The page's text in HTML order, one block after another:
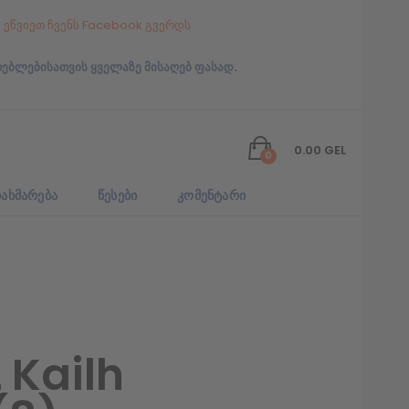
ეწვიეთ ჩვენს Facebook გვერდს
ყველაზე მისაღებ ფასად.
0 0.00 GEL
ᲬᲔᲡᲔᲑᲘ ᲙᲝᲛᲔᲜᲢᲐᲠᲘ
Kailh